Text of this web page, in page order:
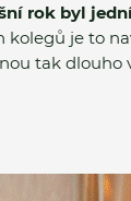
rok byl
kolegů je to
tak dlouho